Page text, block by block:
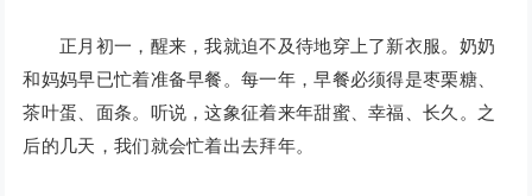
正月初一，醒来，我就迫不及待地穿上了新衣服。奶奶
和妈妈早已忙着准备早餐。每一年，早餐必须得是枣栗糖、
茶叶蛋、面条。听说，这象征着来年甜蜜、幸福、长久。之
后的几天，我们就会忙着出去拜年。